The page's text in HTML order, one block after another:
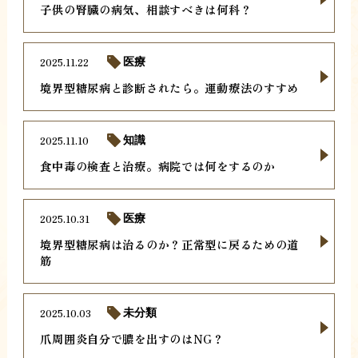
子供の腎臓の病気、相談すべきは何科？
境界型糖尿病と診断されたら。運動療法のすすめ
2025.11.22 医療
食中毒の検査と治療。病院では何をするのか
2025.11.10 知識
境界型糖尿病は治るのか？正常型に戻るための道
筋
2025.10.31 医療
爪周囲炎自分で膿を出すのはNG？
2025.10.03 未分類